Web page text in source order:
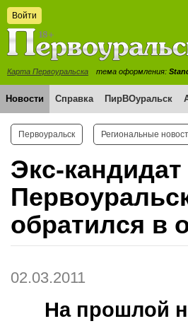
Войти
Карта Первоуральска тема оформления:
Новости Справка ПирВОуральск
Первоуральск Региональные
Экс-
обратился в
02.03.2011
На прошлой